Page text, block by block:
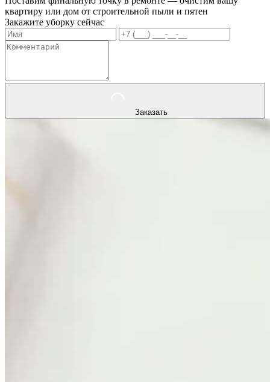
квартиру или дом от строительной пыли и пятен
Закажите уборку сейчас
Заказать